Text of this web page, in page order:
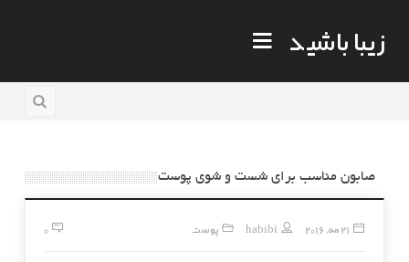
زیبا باشید
صابون مناسب برای شست و شوی پوست
21 مه, 2016 habibi پوست 0